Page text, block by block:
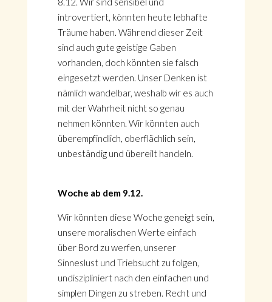
introvertiert, könnten heute lebhafte
Träume haben. Während dieser Zeit
sind auch gute geistige Gaben
vorhanden, doch könnten sie falsch
eingesetzt werden. Unser Denken ist
nämlich wandelbar, weshalb wir es auch
mit der Wahrheit nicht so genau
nehmen könnten. Wir könnten auch
überempfindlich, oberflächlich sein,
unbeständig und übereilt handeln.
Woche ab dem 9.12.
Wir könnten diese Woche geneigt sein,
unsere moralischen Werte einfach
über Bord zu werfen, unserer
Sinneslust und Triebsucht zu folgen,
undiszipliniert nach den einfachen und
simplen Dingen zu streben. Recht und